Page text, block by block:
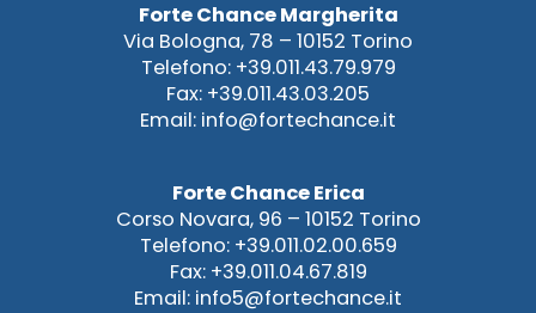
Forte Chance Margherita
Via Bologna, 78 – 10152 Torino
Telefono: +39.011.43.79.979
Fax: +39.011.43.03.205
Email: info@fortechance.it
Forte Chance Erica
Corso Novara, 96 – 10152 Torino
Telefono: +39.011.02.00.659
Fax: +39.011.04.67.819
Email: info5@fortechance.it